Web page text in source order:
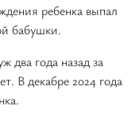
ребенка выпал
бабушки.
два года назад за
В декабре 2024 года